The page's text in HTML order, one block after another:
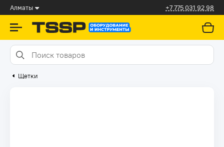
Алматы +7 775 031 92 98
Щетки